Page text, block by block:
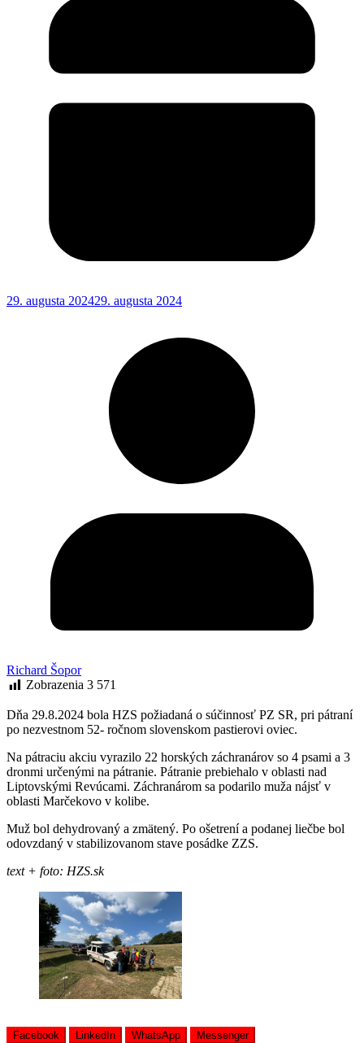
29. augusta 202429. augusta 2024
Richard Šopor
Zobrazenia 3 571
Dňa 29.8.2024 bola HZS požiadaná o súčinnosť PZ SR, pri pátraní
po nezvestnom 52- ročnom slovenskom pastierovi oviec.
Na pátraciu akciu vyrazilo 22 horských záchranárov so 4 psami a 3
dronmi určenými na pátranie. Pátranie prebiehalo v oblasti nad
Liptovskými Revúcami. Záchranárom sa podarilo muža nájsť v
oblasti Marčekovo v kolibe.
Muž bol dehydrovaný a zmätený. Po ošetrení a podanej liečbe bol
odovzdaný v stabilizovanom stave posádke ZZS.
text + foto: HZS.sk
Facebook LinkedIn WhatsApp Messenger